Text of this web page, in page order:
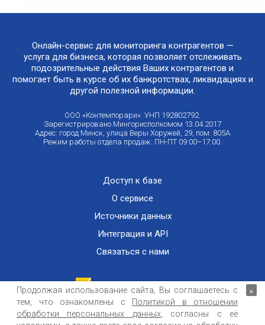
Онлайн-сервис для мониторинга контрагентов —
услуга для бизнеса, которая позволяет отслеживать
подозрительные действия Ваших контрагентов и
помогает быть в курсе об их банкротствах, ликвидациях и
другой полезной информации.
ООО «Контемпорари». УНП 192802792.
Зарегистрировано Мингорисполкомом 13.04.2017
Адрес: город Минск, улица Веры Хоружей, 29, пом. 805А
Режим работы отдела продаж: ПН-ПТ 09:00–17:00.
Доступ к базе
О сервисе
Источники данных
Интеграция и API
Связаться с нами
Публичный договор оказания информационных услуг
ООО «Контемпорари» не несет ответственности за достоверность информации,
получаемой из открытых источников и от третьих лиц.
Продолжая использование сайта, Вы соглашаетесь с
тем, что ознакомлены с
Политикой в отношении
обработки персональных данных , согласны с её
×